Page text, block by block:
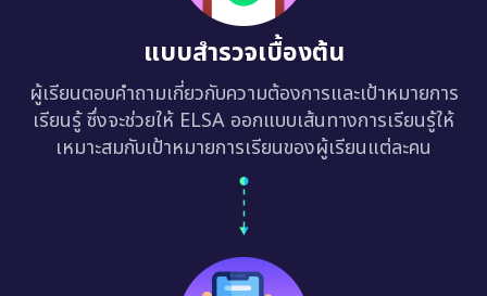
แบบสำรวจเบื้องต้น
ผู้เรียนตอบคำถามเกี่ยวกับความต้องการและเป้าหมายการ
เรียนรู้ ซึ่งจะช่วยให้ ELSA ออกแบบเส้นทางการเรียนรู้ให้
เหมาะสมกับเป้าหมายการเรียนของผู้เรียนแต่ละคน